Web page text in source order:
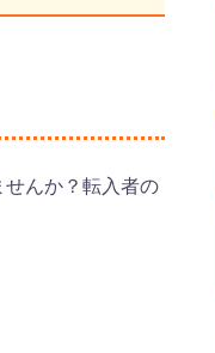
んか？転入者の